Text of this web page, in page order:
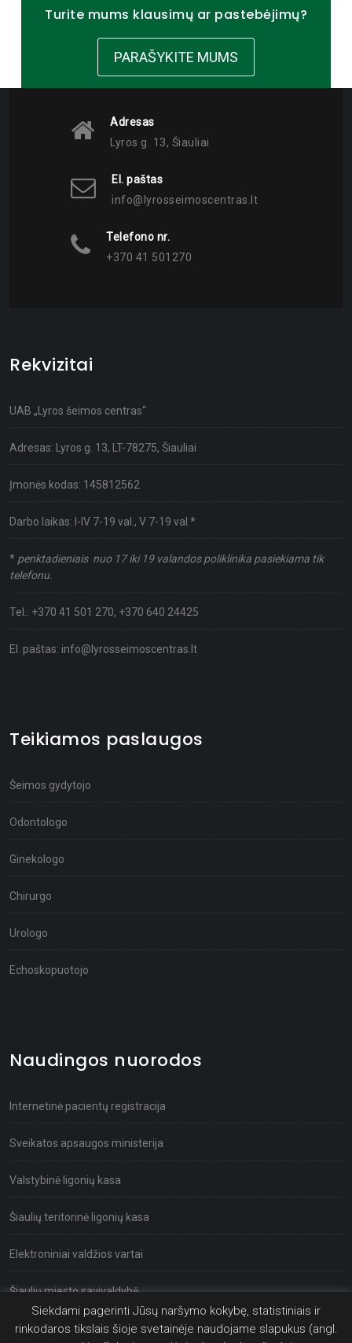
Turite mums klausimų ar pastebėjimų?
PARAŠYKITE MUMS
Adresas
Lyros g. 13, Šiauliai
El. paštas
info@lyrosseimoscentras.lt
Telefono nr.
+370 41 501270
Rekvizitai
UAB „Lyros šeimos centras“
Adresas: Lyros g. 13, LT-78275, Šiauliai
Įmonės kodas: 145812562
Darbo laikas: I-IV 7-19 val., V 7-19 val.*
* penktadieniais nuo 17 iki 19 valandos poliklinika pasiekiama tik
telefonu.
Tel.: +370 41 501 270, +370 640 24425
El. paštas: info@lyrosseimoscentras.lt
Teikiamos paslaugos
Šeimos gydytojo
Odontologo
Ginekologo
Chirurgo
Urologo
Echoskopuotojo
Naudingos nuorodos
Internetinė pacientų registracija
Sveikatos apsaugos ministerija
Valstybinė ligonių kasa
Šiaulių teritorinė ligonių kasa
Elektroniniai valdžios vartai
Šiaulių miesto savivaldybė
Siekdami pagerinti Jūsų naršymo kokybę, statistiniais ir
rinkodaros tikslais šioje svetainėje naudojame slapukus (angl.